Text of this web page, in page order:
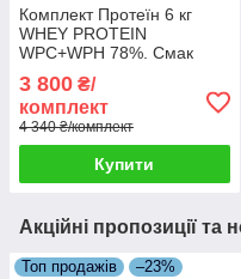
Комплект Протеїн 6 кг
WHEY PROTEIN
WPC+WPH 78%. Смак
подарунок
3 800 ₴/
комплект
4 340 ₴/комплект
Купити
Акційні пропозиції та
Топ продажів –23%